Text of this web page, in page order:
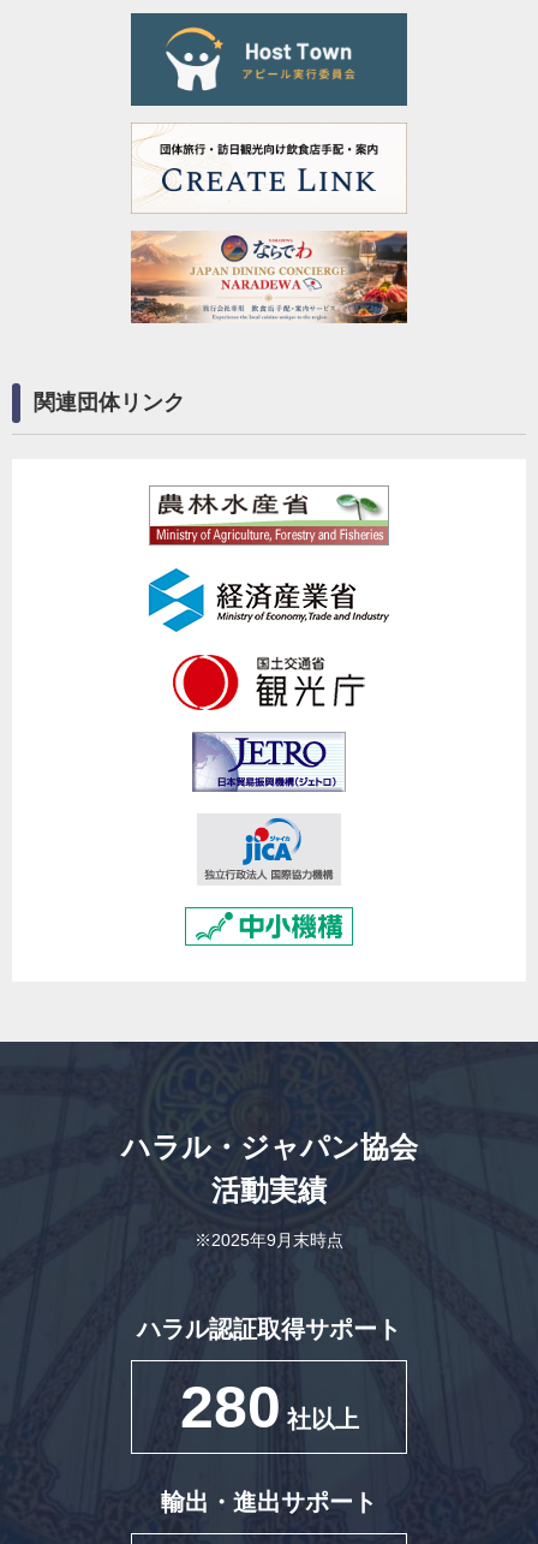
関連団体リンク
ハラル・ジャパン協会
活動実績
※2025年9月末時点
ハラル認証取得サポート
280 社以上
輸出・進出サポート